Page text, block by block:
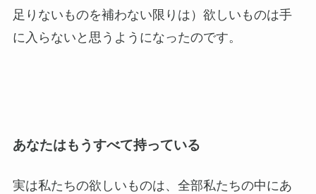
足りないものを補わない限りは）欲しいものは手
に入らないと思うようになったのです。
あなたはもうすべて持っている
実は私たちの欲しいものは、全部私たちの中にあ